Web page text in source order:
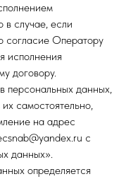
в случае, если
согласие Оператору
исполнения
договору.
персональных данных,
самостоятельно,
на адрес
с
данных».
определяется